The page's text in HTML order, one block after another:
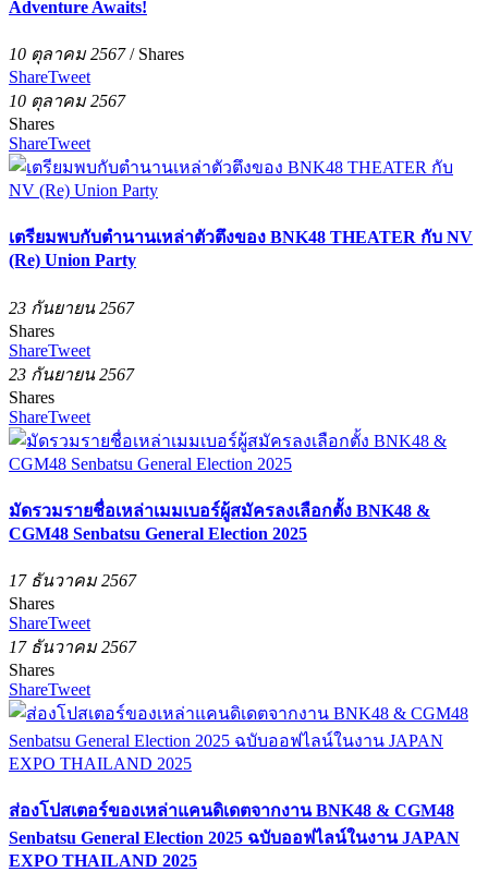
Adventure Awaits!
10 ตุลาคม 2567/ Shares
ShareTweet
10 ตุลาคม 2567
Shares
ShareTweet
เตรียมพบกับตำนานเหล่าตัวตึงของ BNK48 THEATER กับ NV
(Re) Union Party
23 กันยายน 2567
Shares
ShareTweet
23 กันยายน 2567
Shares
ShareTweet
มัดรวมรายชื่อเหล่าเมมเบอร์ผู้สมัครลงเลือกตั้ง BNK48 &
CGM48 Senbatsu General Election 2025
17 ธันวาคม 2567
Shares
ShareTweet
17 ธันวาคม 2567
Shares
ShareTweet
ส่องโปสเตอร์ของเหล่าแคนดิเดตจากงาน BNK48 & CGM48
Senbatsu General Election 2025 ฉบับออฟไลน์ในงาน JAPAN
EXPO THAILAND 2025